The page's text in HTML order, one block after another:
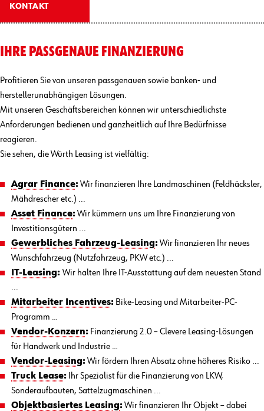
KONTAKT
IHRE PASSGENAUE FINANZIERUNG
Profitieren Sie von unseren passgenauen sowie banken- und
herstellerunabhängigen Lösungen.
Mit unseren Geschäftsbereichen können wir unterschiedlichste
Anforderungen bedienen und ganzheitlich auf Ihre Bedürfnisse
reagieren.
Sie sehen, die Würth Leasing ist vielfältig:
Agrar Finance:Wir finanzieren Ihre Landmaschinen (Feldhäcksler,
Mähdrescher etc.) ...
Asset Finance:Wir kümmern uns um Ihre Finanzierung von
Investitionsgütern ...
Gewerbliches Fahrzeug-Leasing:Wir finanzieren Ihr neues
Wunschfahrzeug (Nutzfahrzeug, PKW etc.) ...
IT-Leasing:Wir halten Ihre IT-Ausstattung auf dem neuesten Stand
...
Mitarbeiter Incentives: Bike-Leasing und Mitarbeiter-PC-
Programm …
Vendor-Konzern: Finanzierung 2.0 – Clevere Leasing-Lösungen
für Handwerk und Industrie …
Vendor-Leasing:Wir fördern Ihren Absatz ohne höheres Risiko ...
Truck Lease: Ihr Spezialist für die Finanzierung von LKW,
Sonderaufbauten, Sattelzugmaschinen ...
Objektbasiertes Leasing:Wir finanzieren Ihr Objekt – dabei